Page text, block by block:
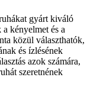
gyárt kiváló
kényelmet és a
közül választhatók,
és ízlésének
azok számára,
szeretnének